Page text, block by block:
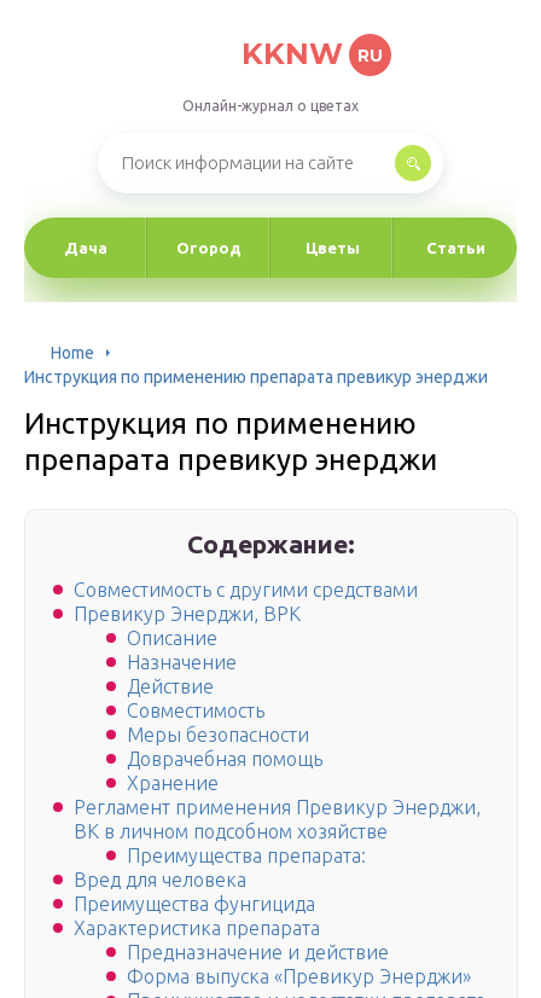
KKNW RU
Онлайн-журнал о цветах
Дача Огород Цветы Статьи
Home
Инструкция по применению препарата превикур энерджи
Инструкция по применению
препарата превикур энерджи
Содержание:
Совместимость с другими средствами
Превикур Энерджи, ВРК
Описание
Назначение
Действие
Совместимость
Меры безопасности
Доврачебная помощь
Хранение
Регламент применения Превикур Энерджи,
ВК в личном подсобном хозяйстве
Преимущества препарата:
Вред для человека
Преимущества фунгицида
Характеристика препарата
Предназначение и действие
Форма выпуска «Превикур Энерджи»